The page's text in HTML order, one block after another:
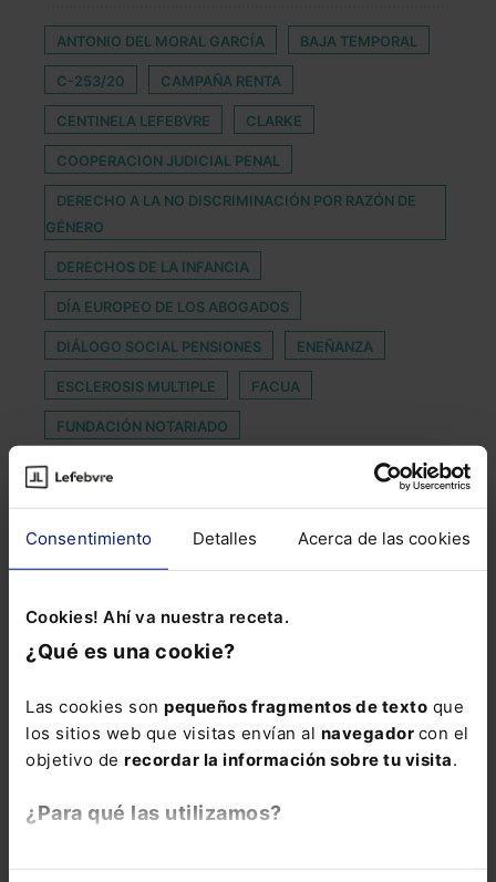
Consentimiento Detalles Acerca de las cookies
Cookies! Ahí va nuestra receta.
¿Qué es una cookie?
Las cookies son pequeños fragmentos de texto que
los sitios web que visitas envían al navegador con el
objetivo de recordar la información sobre tu visita.
¿Para qué las utilizamos?
ANTONIO DEL MORAL GARCÍA BAJA TEMPORAL
C-253/20 CAMPAÑA RENTA
CENTINELA LEFEBVRE CLARKE
COOPERACION JUDICIAL PENAL
DERECHO A LA NO DISCRIMINACIÓN POR RAZÓN DE
GÉNERO
DERECHOS DE LA INFANCIA
DÍA EUROPEO DE LOS ABOGADOS
DIÁLOGO SOCIAL PENSIONES ENEÑANZA
ESCLEROSIS MULTIPLE FACUA
FUNDACIÓN NOTARIADO
JUAN JOSÉ PRIETO
JUICIO MEDIÁTICO
JUZGADOS ESPECIALIZADOS EN COVID-19
MEDIACIÓN FAMILIAR INTRAJUDICIAL
REGISTRO ÚNICO DE INCAPACIDADES PROFESIONALES
(RUIP)
SALIDA A BOLSA SANCIONADOR SEGUNDO
SEGUROS DE DECESOS TELETABAJO